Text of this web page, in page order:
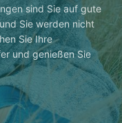
sind Sie auf gute
Sie werden nicht
Sie Ihre
und genießen Sie